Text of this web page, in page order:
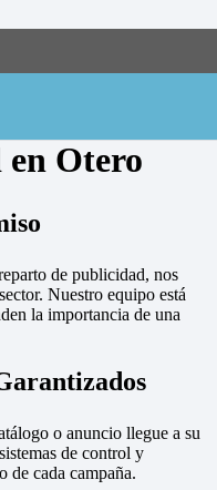
Otero
de publicidad, nos
Nuestro equipo está
la importancia de una
o anuncio llegue a su
de control y
de cada campaña.